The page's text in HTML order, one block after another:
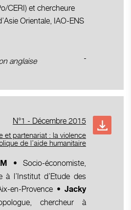
CERI) et chercheure
Orientale, IAO-ENS
anglaise
N°1 - Décembre 2015
et partenariat : la violence
de l’aide humanitaire
• Socio-économiste,
à l’Institut d’Etude des
en-Provence • Jacky
chercheur à